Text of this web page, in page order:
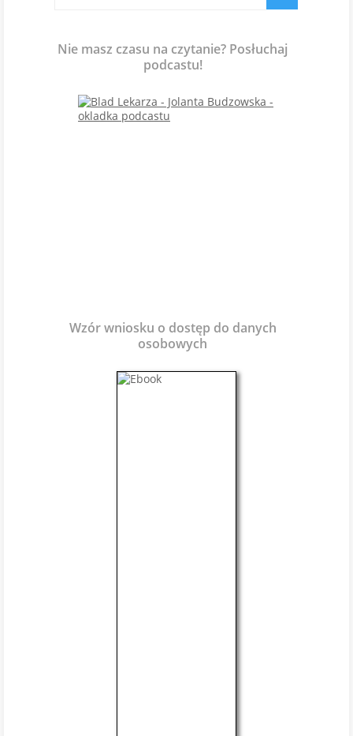
Nie masz czasu na czytanie? Posłuchaj
podcastu!
Wzór wniosku o dostęp do danych
osobowych